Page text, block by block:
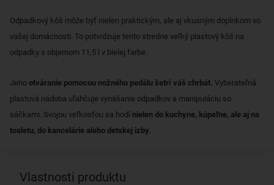
Odpadkový kôš môže byť nielen praktickým, ale aj vkusným doplnkom vo
vašej domácnosti. To potvrdzuje tento stredne veľký plastový kôš na
odpadky s objemom 11,5 l v bielej farbe.
Jeho otváranie pomocou nožného pedálu šetrí váš chrbát. Vyberateľná
plastová nádoba uľahčuje vynášanie odpadkov a manipuláciu so
sáčkami. Svojou veľkosťou sa hodí nielen do kuchyne, kúpeľne, ale aj na
toaletu, do kancelárie alebo detskej izby.
Vlastnosti produktu